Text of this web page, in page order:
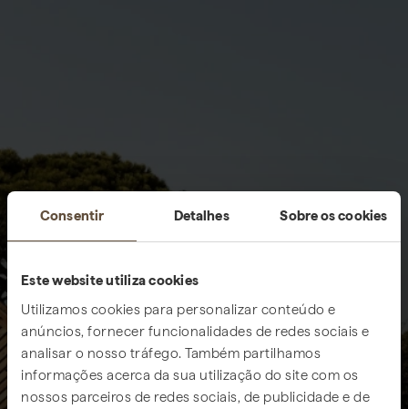
Consentir Detalhes Sobre os cookies
Este website utiliza cookies
Utilizamos cookies para personalizar conteúdo e
anúncios, fornecer funcionalidades de redes sociais e
analisar o nosso tráfego. Também partilhamos
informações acerca da sua utilização do site com os
nossos parceiros de redes sociais, de publicidade e de